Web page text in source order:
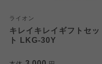
ライオン
キレイキレイギフトセッ
ト LKG-30Y